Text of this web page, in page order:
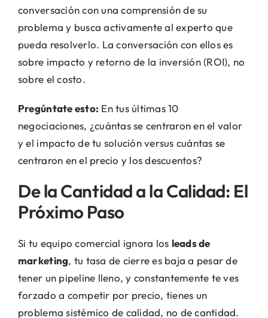
conversación con una comprensión de su
problema y busca activamente al experto que
pueda resolverlo. La conversación con ellos es
sobre impacto y retorno de la inversión (ROI), no
sobre el costo.
Pregúntate esto: En tus últimas 10
negociaciones, ¿cuántas se centraron en el valor
y el impacto de tu solución versus cuántas se
centraron en el precio y los descuentos?
De la Cantidad a la Calidad: El
Próximo Paso
Si tu equipo comercial ignora los leads de
marketing, tu tasa de cierre es baja a pesar de
tener un pipeline lleno, y constantemente te ves
forzado a competir por precio, tienes un
problema sistémico de calidad, no de cantidad.